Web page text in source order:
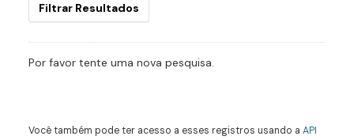
Filtrar Resultados
Por favor tente uma nova pesquisa.
Você também pode ter acesso a esses registros usando a API